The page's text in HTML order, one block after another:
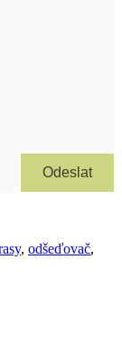
Odeslat
, odšeďovač,